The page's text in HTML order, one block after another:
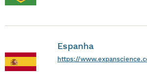
Espanha
https://